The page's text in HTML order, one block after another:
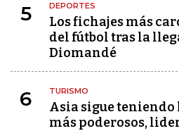
5 DEPORTES
Los fichajes más
del fútbol tras la
Diomandé
6 TURISMO
Asia sigue teniendo
más poderosos,